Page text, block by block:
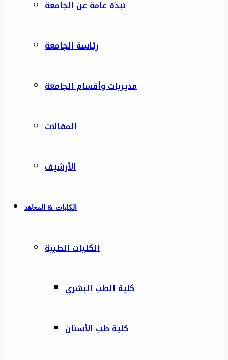
نبذة عامة عن الجامعة
رئاسة الجامعة
مديريات وأقسام الجامعة
المقالات
الأرشيف
الكليات & المعاهد
الكليات الطبية
كلية الطب البشري
كلية طب الأسنان